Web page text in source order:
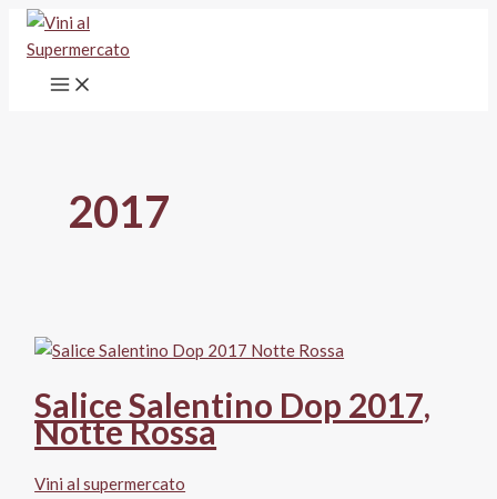
Vai
contenuto
2017
Salice Salentino Dop 2017,
Notte Rossa
Vini al supermercato